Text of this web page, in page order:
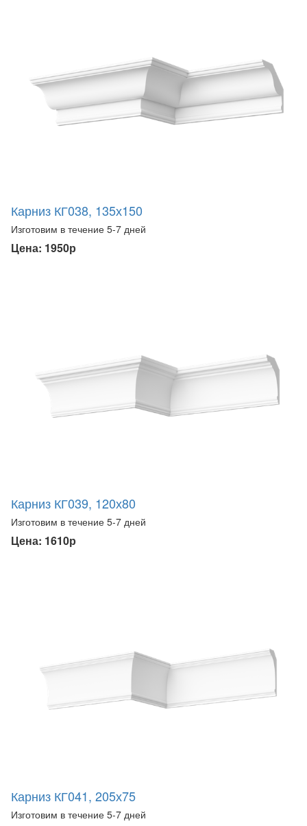
Карниз КГ038, 135х150
Изготовим в течение 5-7 дней
Цена: 1950р
Карниз КГ039, 120х80
Изготовим в течение 5-7 дней
Цена: 1610р
Карниз КГ041, 205х75
Изготовим в течение 5-7 дней